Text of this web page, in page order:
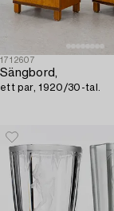
1712607
Sängbord,
ett par, 1920/30-tal.